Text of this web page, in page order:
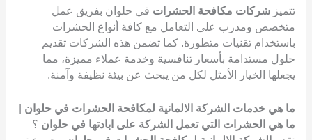
تتميز شركات مكافحة الحشرات في حلوان بفريق عمل
متخصص ومدرب على التعامل مع كافة أنواع الحشرات
باستخدام تقنيات متطورة. كما تضمن هذه الشركات تقديم
حلول مستدامة بأسعار تنافسية وخدمة عملاء مميزة، مما
يجعلها الخيار الأمثل لكل من يبحث عن بيئة نظيفة وآمنة.
ما هي خدمات الشركة الالمانية لمكافحة الحشرات في حلوان
ما هي الحشرات التي تعمل الشركة على ابادتها في حلوان ؟